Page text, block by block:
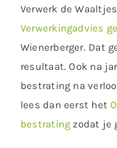
Verwerk de
Verwerkingadvies
Wienerberger. Dat
resultaat. Ook na
bestrating na
lees dan eerst het
bestrating zodat je